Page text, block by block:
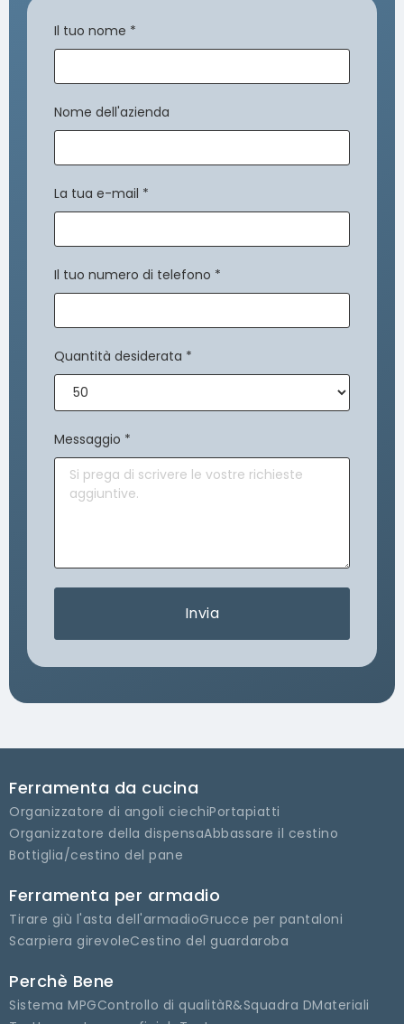
Il tuo nome *
Nome dell'azienda
La tua e-mail *
Il tuo numero di telefono *
Quantità desiderata *
Messaggio *
Invia
Ferramenta da cucina
Organizzatore di angoli ciechiPortapiatti
Organizzatore della dispensaAbbassare il cestino
Bottiglia/cestino del pane
Ferramenta per armadio
Tirare giù l'asta dell'armadioGrucce per pantaloni
Scarpiera girevoleCestino del guardaroba
Perchè Bene
Sistema MPGControllo di qualitàR&Squadra DMateriali